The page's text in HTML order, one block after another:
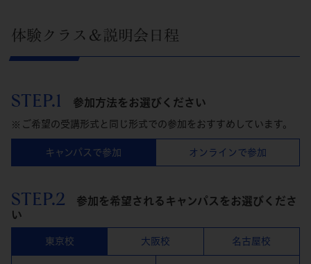
体験クラス＆説明会日程
STEP.1 参加方法をお選びください
ご希望の受講形式と同じ形式での参加をおすすめしています。
キャンパスで参加 オンラインで参加
STEP.2
参加を希望されるキャンパスをお選びくださ
い
東京校 大阪校 名古屋校